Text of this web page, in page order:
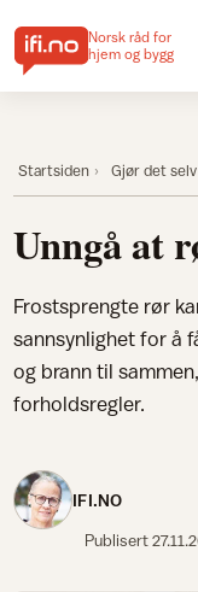
Norsk råd for
hjem og bygg
Startsiden Gjør det selv
Unngå at
Frostsprengte rør
sannsynlighet for å
og brann til
forholdsregler.
IFI.NO
Publisert